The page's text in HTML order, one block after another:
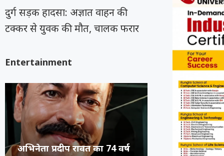
दुर्ग सड़क हादसा: अज्ञात वाहन की
टक्कर से युवक की मौत, चालक फरार
Entertainment
कंगना ने Gen Z को कहा
सुप्रीम कोर्ट
रूंगटा
राष्ट्रीय नृत्य